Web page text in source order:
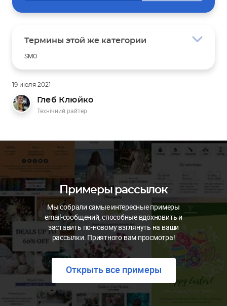
Термины этой же категории
SMO
Искусственный интеллект
SMM
19 июля 2021
Глеб Клюйко
Технічний райтер
Примеры рассылок
Мы собрали самые интересные примеры
email-сообщений, способные вдохновить и
заставить по-новому взглянуть на ваши
рассылки. Приятного вам просмотра!
Открыть все примеры